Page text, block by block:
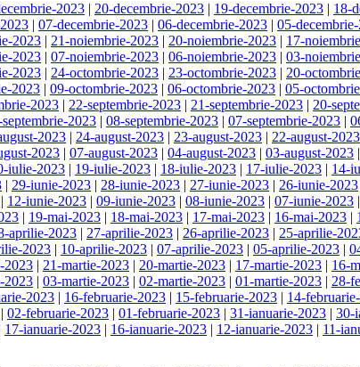
2023 | 20-decembrie-2023 | 19-decembrie-2023 | 18-
| 07-decembrie-2023 | 06-decembrie-2023 | 05-
2023 | 21-noiembrie-2023 | 20-noiembrie-2023 | 17-
2023 | 07-noiembrie-2023 | 06-noiembrie-2023 | 03-
2023 | 24-octombrie-2023 | 23-octombrie-2023 | 20-
2023 | 09-octombrie-2023 | 06-octombrie-2023 | 05-
2023 | 22-septembrie-2023 | 21-septembrie-2023 | 20-
septembrie-2023 | 08-septembrie-2023 | 07-septembrie-2023 |
2023 | 24-august-2023 | 23-august-2023 | 22-august-2023
2023 | 07-august-2023 | 04-august-2023 | 03-august-2023 |
iulie-2023 | 19-iulie-2023 | 18-iulie-2023 | 17-iulie-2023 | 14-
| 29-iunie-2023 | 28-iunie-2023 | 27-iunie-2023 | 26-iunie-2023
| 12-iunie-2023 | 09-iunie-2023 | 08-iunie-2023 | 07-iunie-2023 |
| 19-mai-2023 | 18-mai-2023 | 17-mai-2023 | 16-mai-2023 |
aprilie-2023 | 27-aprilie-2023 | 26-aprilie-2023 | 25-aprilie-
2023 | 10-aprilie-2023 | 07-aprilie-2023 | 05-aprilie-2023 |
2023 | 21-martie-2023 | 20-martie-2023 | 17-martie-2023 | 16-
2023 | 03-martie-2023 | 02-martie-2023 | 01-martie-2023 | 28-
2023 | 16-februarie-2023 | 15-februarie-2023 | 14-
| 02-februarie-2023 | 01-februarie-2023 | 31-ianuarie-2023 | 30-
17-ianuarie-2023 | 16-ianuarie-2023 | 12-ianuarie-2023 | 11-